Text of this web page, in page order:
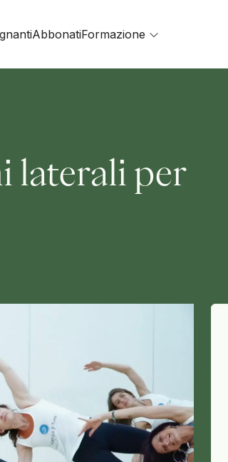
AbbonatiFormazione
laterali per